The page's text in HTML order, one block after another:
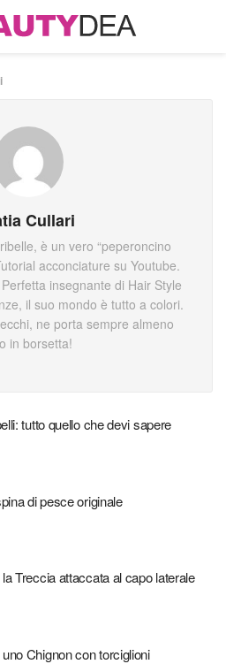
Cullari
è un vero “peperoncino
acconciature su Youtube.
insegnante di Hair Style
il suo mondo è tutto a colori.
ne porta sempre almeno
in borsetta!
tutto quello che devi sapere
di pesce originale
Treccia attaccata al capo laterale
Chignon con torciglioni